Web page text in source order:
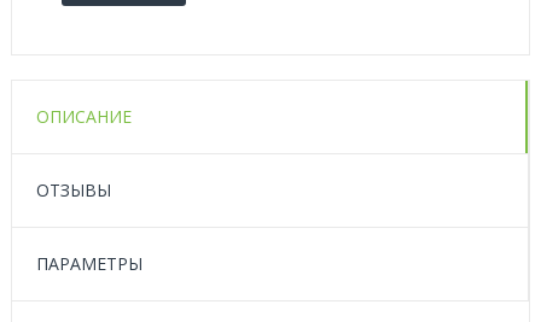
ОПИСАНИЕ
ОТЗЫВЫ
ПАРАМЕТРЫ